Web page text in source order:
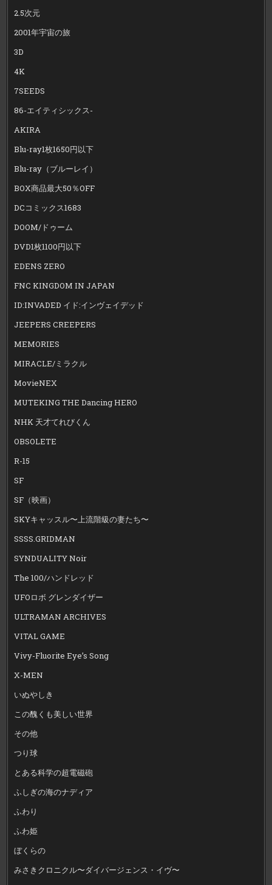
2.5次元
2001年宇宙の旅
3D
4K
7SEEDS
86-エイティシックス-
AKIRA
Blu-ray1枚1650円以下
Blu-ray（ブルーレイ）
BOX商品最大50％OFF
DCコミックス1683
DOOM/ドゥーム
DVD1枚1100円以下
EDENS ZERO
FNC KINGDOM IN JAPAN
ID:INVADED イド:インヴェイデッド
JEEPERS CREEPERS
MEMORIES
MIRACLE/ミラクル
MovieNEX
MUTEKING THE Dancing HERO
NHK 天才てれびくん
OBSOLETE
R-15
SF
SF（映画）
SKYキャッスル〜上流階級の妻たち〜
SSSS.GRIDMAN
SYNDUALITY Noir
The 100/ハンドレッド
UFOロボ グレンダイザー
ULTRAMAN ARCHIVES
VITAL GAME
Vivy-Fluorite Eye’s Song
X-MEN
いぬやしき
この醜くも美しい世界
その他
つり球
とある科学の超電磁砲
ふしぎの海のナディア
ふわり
ふわ姫
ぼくらの
みさきクロニクル〜ダイバージェンス・イヴ〜